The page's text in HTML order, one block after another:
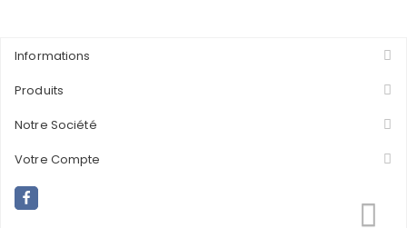
Informations
Produits
Notre Société
Votre Compte